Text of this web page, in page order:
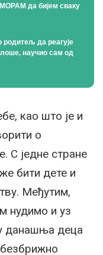
да бијем сваку
родитељ да реагује
научио сам од
као што је и
о
С једне стране
бити дете и
Међутим,
нудимо и уз
данашња деца